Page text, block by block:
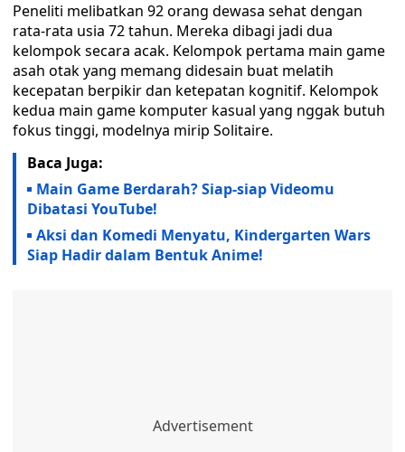
Peneliti melibatkan 92 orang dewasa sehat dengan
rata-rata usia 72 tahun. Mereka dibagi jadi dua
kelompok secara acak. Kelompok pertama main game
asah otak yang memang didesain buat melatih
kecepatan berpikir dan ketepatan kognitif. Kelompok
kedua main game komputer kasual yang nggak butuh
fokus tinggi, modelnya mirip Solitaire.
Baca Juga:
Main Game Berdarah? Siap-siap Videomu
Dibatasi YouTube!
Aksi dan Komedi Menyatu, Kindergarten Wars
Siap Hadir dalam Bentuk Anime!